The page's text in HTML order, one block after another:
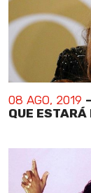
08 AGO, 2019
QUE ESTARÁ